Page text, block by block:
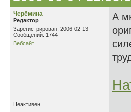
Черёмина
Редактор
Зарегистрирован: 2006-02-13
Сообщений: 1744
Вебсайт
А
Неактивен